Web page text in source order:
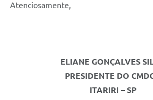
Atenciosamente,
ELIANE GONÇALVES
PRESIDENTE DO
ITARIRI – SP